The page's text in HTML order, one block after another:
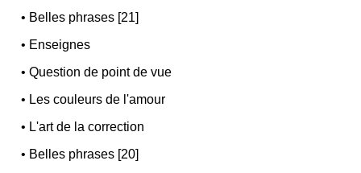
• Belles phrases [21]
• Enseignes
•Question de point de vue
• Les couleurs de l'amour
• L'art de la correction
• Belles phrases [20]